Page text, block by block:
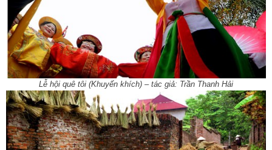
Lễ hội quê tôi (Khuyến khích) – tác giả: Trần Thanh Hải